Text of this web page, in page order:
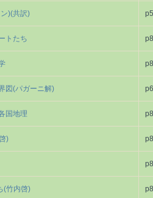
)(共訳)
トたち
図(パガーニ解)
国地理
)
(竹内啓)